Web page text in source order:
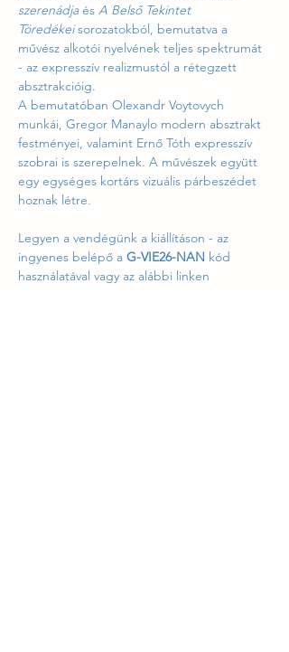
szerenádja és A Belső Tekintet
Töredékei sorozatokból, bemutatva a
művész alkotói nyelvének teljes spektrumát
- az expresszív realizmustól a rétegzett
absztrakcióig.
A bemutatóban Olexandr Voytovych
munkái, Gregor Manaylo modern absztrakt
festményei, valamint Ernő Tóth expresszív
szobrai is szerepelnek. A művészek együtt
egy egységes kortárs vizuális párbeszédet
hoznak létre.
Legyen a vendégünk a kiállításon - az
ingyenes belépő a G-VIE26-NAN kód
használatával vagy az alábbi linken